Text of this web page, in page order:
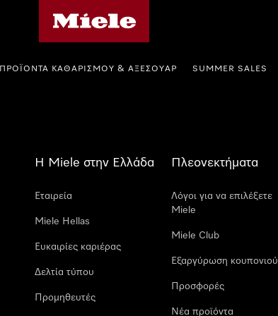
ΠΡΟΪΌΝΤΑ ΚΑΘΑΡΙΣΜΟΎ & ΑΞΕΣΟΥΆΡ SUMMER SALES
Η Miele στην Ελλάδα
Εταιρεία
Miele Hellas
Ευκαιρίες καριέρας
Δελτία τύπου
Προμηθευτές
Πλεονεκτήματα
Λόγοι για να επιλέξετε
Miele
Miele Club
Εξαργύρωση κουπονιού
Προσφορές
Νέα προϊόντα